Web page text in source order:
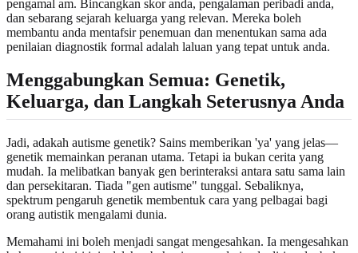
pengamal am. Bincangkan skor anda, pengalaman peribadi anda,
dan sebarang sejarah keluarga yang relevan. Mereka boleh
membantu anda mentafsir penemuan dan menentukan sama ada
penilaian diagnostik formal adalah laluan yang tepat untuk anda.
Menggabungkan Semua: Genetik,
Keluarga, dan Langkah Seterusnya Anda
Jadi, adakah autisme genetik? Sains memberikan 'ya' yang jelas—
genetik memainkan peranan utama. Tetapi ia bukan cerita yang
mudah. Ia melibatkan banyak gen berinteraksi antara satu sama lain
dan persekitaran. Tiada "gen autisme" tunggal. Sebaliknya,
spektrum pengaruh genetik membentuk cara yang pelbagai bagi
orang autistik mengalami dunia.
Memahami ini boleh menjadi sangat mengesahkan. Ia mengesahkan